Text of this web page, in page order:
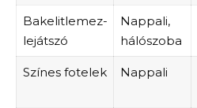
Bakelitlemez-
lejátszó
Nappali,
hálószoba
Színes fotelek Nappali